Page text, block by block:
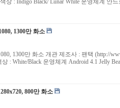
: Indigo Black/ Lunar White 운영체계 안
1300만 화소
1300만 화소 개관 제조사 : 팬택
: White/Black 운영체계 Android 4.1 Jelly
800만 화소